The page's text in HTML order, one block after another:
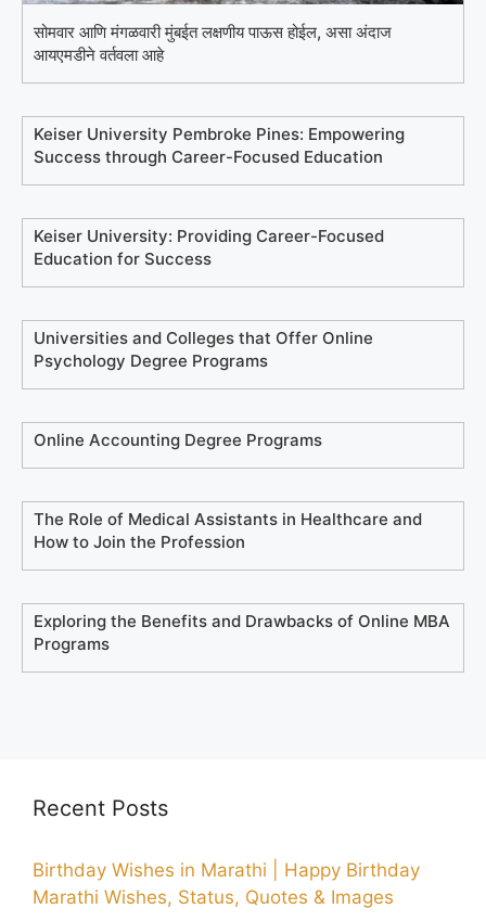
सोमवार आणि मंगळवारी मुंबईत लक्षणीय पाऊस होईल, असा अंदाज
आयएमडीने वर्तवला आहे
Keiser University Pembroke Pines: Empowering
Success through Career-Focused Education
Keiser University: Providing Career-Focused
Education for Success
Universities and Colleges that Offer Online
Psychology Degree Programs
Online Accounting Degree Programs
The Role of Medical Assistants in Healthcare and
How to Join the Profession
Exploring the Benefits and Drawbacks of Online MBA
Programs
Recent Posts
Birthday Wishes in Marathi | Happy Birthday
Marathi Wishes, Status, Quotes & Images